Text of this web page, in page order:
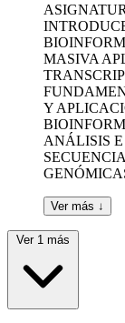
MASIVA
Y
ANÁLISIS
Ver más ↓
Ver 1 más